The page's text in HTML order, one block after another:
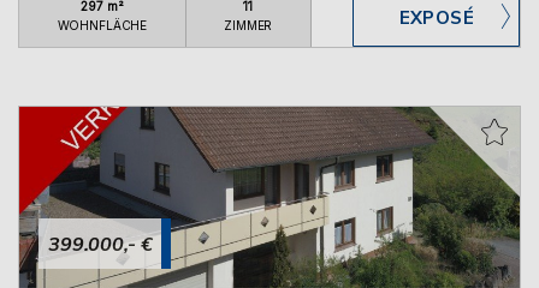
297 m²
WOHNFLÄCHE
11
ZIMMER
399.000,- €